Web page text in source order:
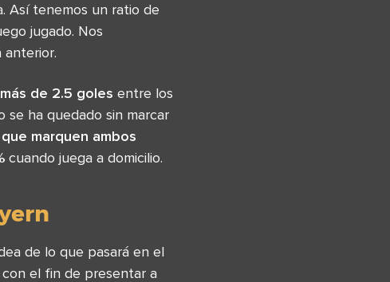
Así tenemos un ratio de
jugado. Nos
anterior.
de 2.5 goles entre los
ha quedado sin marcar
marquen ambos
cuando juega a domicilio.
de lo que pasará en el
el fin de presentar a